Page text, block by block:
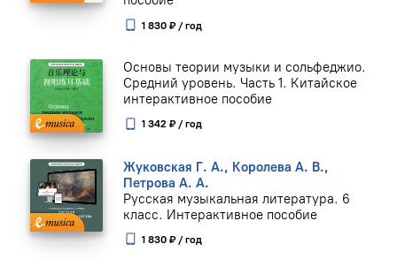
1 830 ₽ / год
Основы теории музыки и сольфеджио.
Средний уровень. Часть 1. Китайское
интерактивное пособие
1 342 ₽ / год
Жуковская Г. А., Королева А. В.,
Петрова А. А.
Русская музыкальная литература. 6
класс. Интерактивное пособие
1 830 ₽ / год